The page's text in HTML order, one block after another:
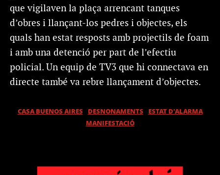
que vigilaven la plaça arrencant tanques
d’obres i llançant-los pedres i objectes, els
quals han estat resposts amb projectils de foam
i amb una detenció per part de l’efectiu
policial. Un equip de TV3 que hi connectava en
directe també va rebre llançament d’objectes.
CASA BUENOS AIRES DESNONAMENTS
ESTAT D'ALARMA
MANIFESTACIÓ